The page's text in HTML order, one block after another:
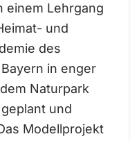
einem Lehrgang
und
des
in enger
Naturpark
und
Modellprojekt